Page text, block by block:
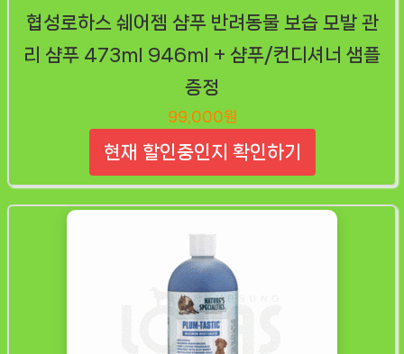
협성로하스 쉐어젬 샴푸 반려동물 보습 모발 관
리 샴푸 473ml 946ml + 샴푸/컨디셔너 샘플
증정
99,000원
현재 할인중인지 확인하기